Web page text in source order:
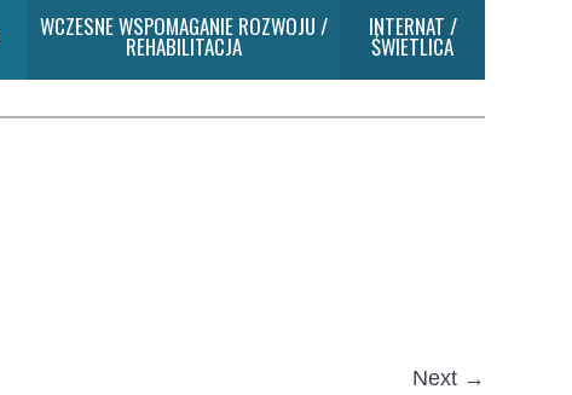
WCZESNE WSPOMAGANIE ROZWOJU /
REHABILITACJA
INTERNAT /
ŚWIETLICA
Next →